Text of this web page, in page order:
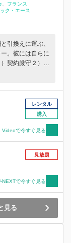
フランス
ク・エース
引換えに運ぶ、
。彼には自らに
契約厳守２）名
い。ルールを１
まう。そこで目
だった―。全編で
イスと銃撃戦！
ットルで加速す
レンタル
購入
Videoで今すぐ見る
見放題
NEXTで今すぐ見る
見る